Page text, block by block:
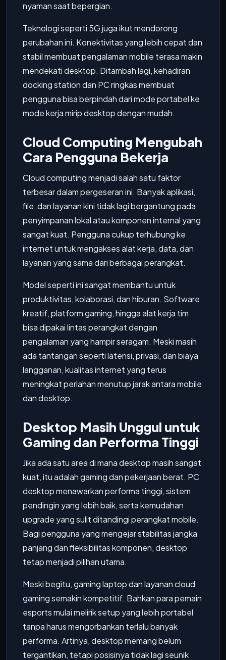
nyaman saat bepergian.
Teknologi seperti 5G juga ikut mendorong
perubahan ini. Konektivitas yang lebih cepat dan
stabil membuat pengalaman mobile terasa makin
mendekati desktop. Ditambah lagi, kehadiran
docking station dan PC ringkas membuat
pengguna bisa berpindah dari mode portabel ke
mode kerja mirip desktop dengan mudah.
Cloud Computing Mengubah
Cara Pengguna Bekerja
Cloud computing menjadi salah satu faktor
terbesar dalam pergeseran ini. Banyak aplikasi,
file, dan layanan kini tidak lagi bergantung pada
penyimpanan lokal atau komponen internal yang
sangat kuat. Pengguna cukup terhubung ke
internet untuk mengakses alat kerja, data, dan
layanan yang sama dari berbagai perangkat.
Model seperti ini sangat membantu untuk
produktivitas, kolaborasi, dan hiburan. Software
kreatif, platform gaming, hingga alat kerja tim
bisa dipakai lintas perangkat dengan
pengalaman yang hampir seragam. Meski masih
ada tantangan seperti latensi, privasi, dan biaya
langganan, kualitas internet yang terus
meningkat perlahan menutup jarak antara mobile
dan desktop.
Desktop Masih Unggul untuk
Gaming dan Performa Tinggi
Jika ada satu area di mana desktop masih sangat
kuat, itu adalah gaming dan pekerjaan berat. PC
desktop menawarkan performa tinggi, sistem
pendingin yang lebih baik, serta kemudahan
upgrade yang sulit ditandingi perangkat mobile.
Bagi pengguna yang mengejar stabilitas jangka
panjang dan fleksibilitas komponen, desktop
tetap menjadi pilihan utama.
Meski begitu, gaming laptop dan layanan cloud
gaming semakin kompetitif. Bahkan para pemain
esports mulai melirik setup yang lebih portabel
tanpa harus mengorbankan terlalu banyak
performa. Artinya, desktop memang belum
tergantikan, tetapi posisinya tidak lagi seunik